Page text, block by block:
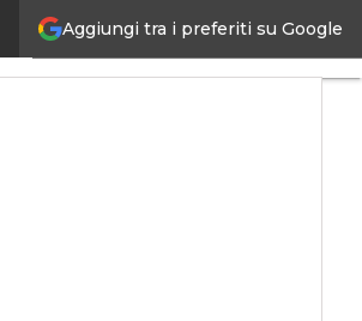
Aggiungi tra i preferiti su Google